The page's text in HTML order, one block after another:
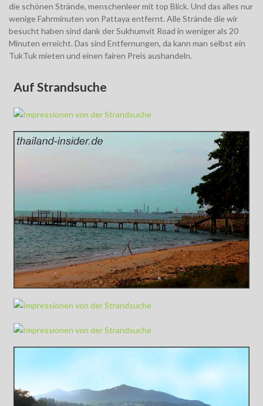
die schönen Strände, menschenleer mit top Blick. Und das alles nur
wenige Fahrminuten von Pattaya entfernt. Alle Strände die wir
besucht haben sind dank der Sukhumvit Road in weniger als 20
Minuten erreicht. Das sind Entfernungen, da kann man selbst ein
TukTuk mieten und einen fairen Preis aushandeln.
Auf Strandsuche